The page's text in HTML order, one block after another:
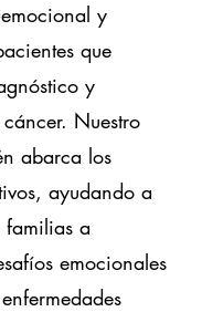
y
que
y
Nuestro
abarca los
ayudando a
familias a
emocionales